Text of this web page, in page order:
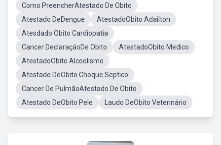
Como PreencherAtestado De Obito
Atestado DeDengue
AtestadoObito Adailton
Atesdado Obito Cardiopatia
Cancer DeclaraçáoDe Obito
AtestadoObito Medico
AtestadoObito Alcoolismo
Atestado DeObito Choque Septico
Cancer De PulmãoAtestado De Obito
Atestado DeObito Pele
Laudo DeObito Veterinário